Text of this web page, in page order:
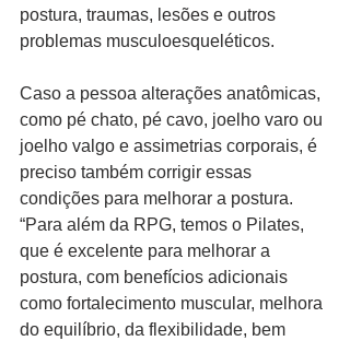
postura, traumas, lesões e outros
problemas musculoesqueléticos.
Caso a pessoa alterações anatômicas,
como pé chato, pé cavo, joelho varo ou
joelho valgo e assimetrias corporais, é
preciso também corrigir essas
condições para melhorar a postura.
“Para além da RPG, temos o Pilates,
que é excelente para melhorar a
postura, com benefícios adicionais
como fortalecimento muscular, melhora
do equilíbrio, da flexibilidade, bem